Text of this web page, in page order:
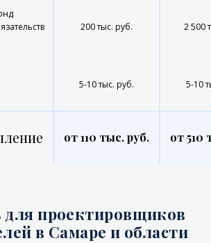
200 тыс. руб. 2 500
5-10 тыс. руб. 5-10
от 110 тыс. руб. от 510
для проектировщиков
в Самаре и области